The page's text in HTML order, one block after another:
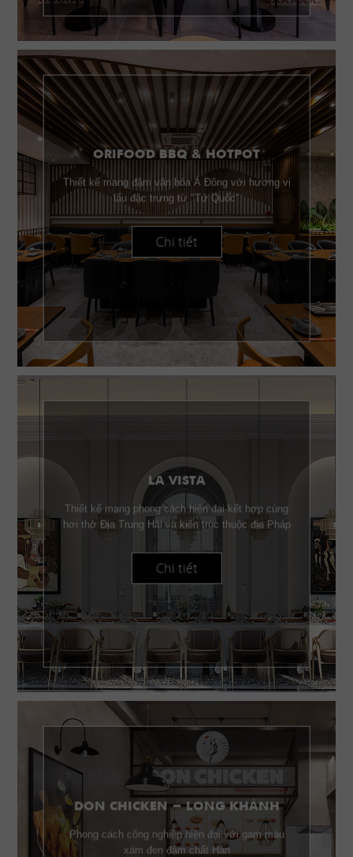
ORIFOOD BBQ & HOTPOT
Thiết kế mang đậm văn hóa Á Đông với hương vị
lẩu đặc trưng từ "Tứ Quốc"
Chi tiết
LA VISTA
Thiết kế mang phong cách hiện đại kết hợp cùng
hơi thở Địa Trung Hải và kiến trúc thuộc địa Pháp
Chi tiết
DON CHICKEN - LONG KHÁNH
Phong cách công nghiệp hiện đại với gam màu
xám đen đậm chất Hàn